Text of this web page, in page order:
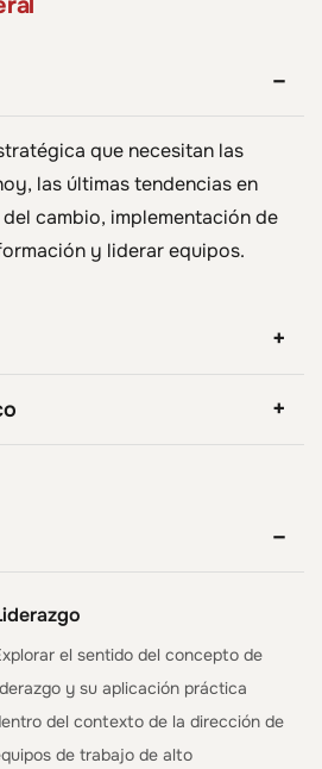
que necesitan las
las últimas tendencias en
cambio, implementación de
y liderar equipos.
el sentido del concepto de
y su aplicación práctica
del contexto de la dirección de
de trabajo de alto